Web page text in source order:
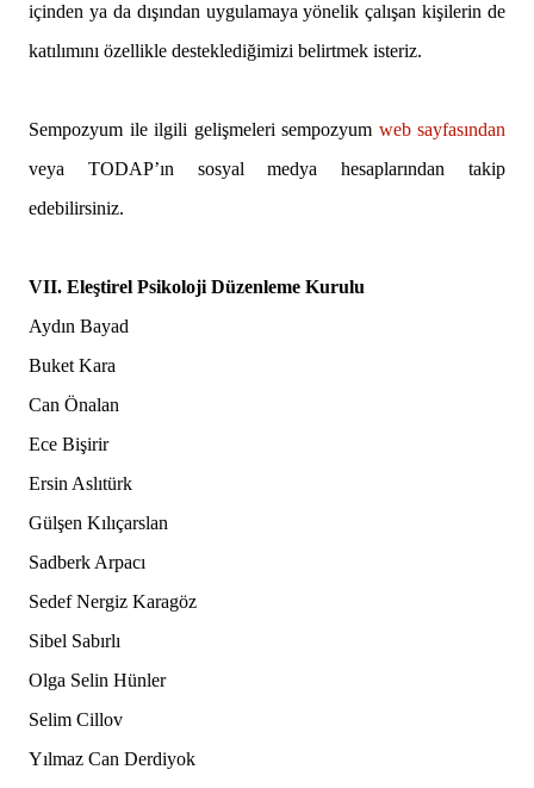
içinden ya da dışından uygulamaya yönelik çalışan kişilerin de
katılımını özellikle desteklediğimizi belirtmek isteriz.
Sempozyum ile ilgili gelişmeleri sempozyum web sayfasından
veya TODAP’ın sosyal medya hesaplarından takip
edebilirsiniz.
VII. Eleştirel Psikoloji Düzenleme Kurulu
Aydın Bayad
Buket Kara
Can Önalan
Ece Bişirir
Ersin Aslıtürk
Gülşen Kılıçarslan
Sadberk Arpacı
Sedef Nergiz Karagöz
Sibel Sabırlı
Olga Selin Hünler
Selim Cillov
Yılmaz Can Derdiyok